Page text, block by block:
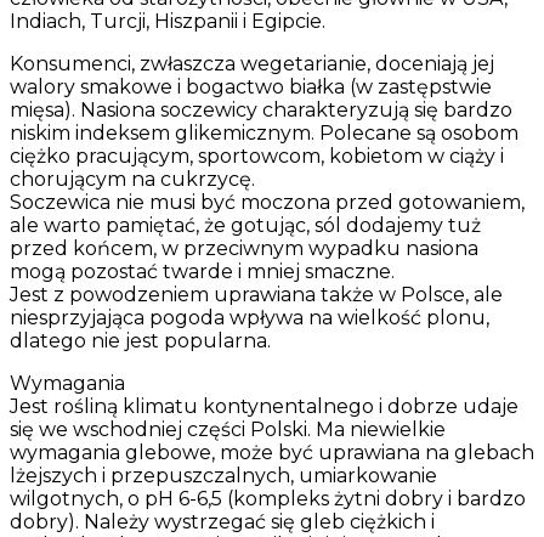
Indiach, Turcji, Hiszpanii i Egipcie.
Konsumenci, zwłaszcza wegetarianie, doceniają jej
walory smakowe i bogactwo białka (w zastępstwie
mięsa). Nasiona soczewicy charakteryzują się bardzo
niskim indeksem glikemicznym. Polecane są osobom
ciężko pracującym, sportowcom, kobietom w ciąży i
chorującym na cukrzycę.
Soczewica nie musi być moczona przed gotowaniem,
ale warto pamiętać, że gotując, sól dodajemy tuż
przed końcem, w przeciwnym wypadku nasiona
mogą pozostać twarde i mniej smaczne.
Jest z powodzeniem uprawiana także w Polsce, ale
niesprzyjająca pogoda wpływa na wielkość plonu,
dlatego nie jest popularna.
Wymagania
Jest rośliną klimatu kontynentalnego i dobrze udaje
się we wschodniej części Polski. Ma niewielkie
wymagania glebowe, może być uprawiana na glebach
lżejszych i przepuszczalnych, umiarkowanie
wilgotnych, o pH 6-6,5 (kompleks żytni dobry i bardzo
dobry). Należy wystrzegać się gleb ciężkich i